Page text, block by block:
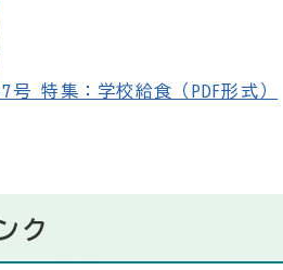
号 特集：学校給食（PDF形式）
ク